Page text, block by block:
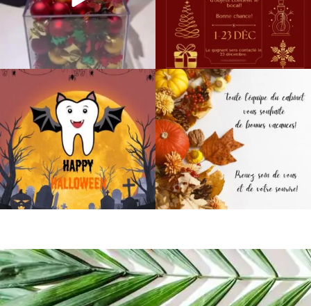
magoariec_orthodontie
Oct 31
magoariec_orthodontie
Oct 17